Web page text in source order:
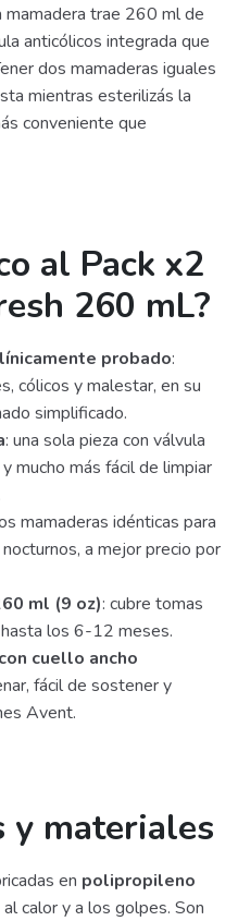
mamadera trae 260 ml de
anticólicos integrada que
dos mamaderas iguales
mientras esterilizás la
conveniente que
al Pack x2
260 mL?
probado:
cólicos y malestar, en su
simplificado.
: una sola pieza con válvula
mucho más fácil de limpiar
mamaderas idénticas para
a mejor precio por
ml (9 oz): cubre tomas
los 6-12 meses.
cuello ancho
fácil de sostener y
Avent.
y materiales
en polipropileno
calor y a los golpes. Son